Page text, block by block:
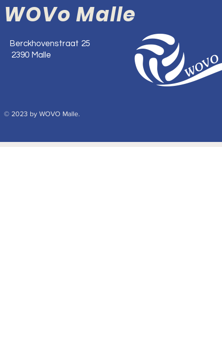
WOVo Malle
Berckhovenstraat 25
2390 Malle
© 2023 by WOVO Malle.